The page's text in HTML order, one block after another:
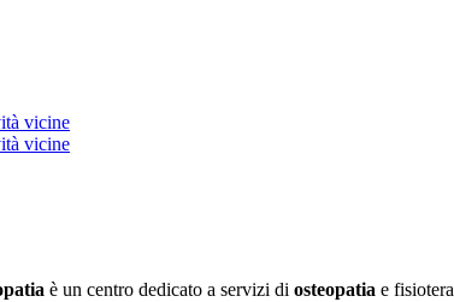
vicine
vicine
è un centro dedicato a servizi di osteopatia e